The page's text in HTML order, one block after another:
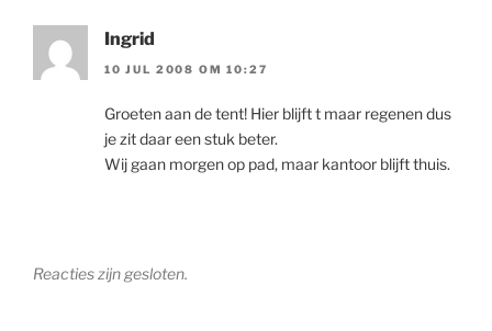
Ingrid
10 JUL 2008 OM 10:27
Groeten aan de tent! Hier blijft t maar regenen dus
je zit daar een stuk beter.
Wij gaan morgen op pad, maar kantoor blijft thuis.
Reacties zijn gesloten.